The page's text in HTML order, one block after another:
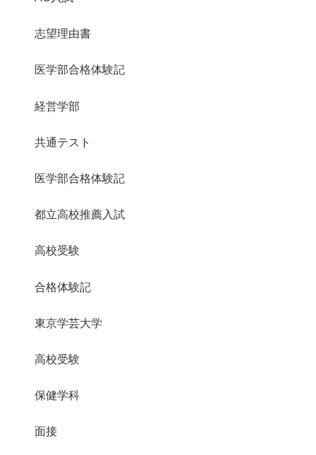
志望理由書
医学部合格体験記
経営学部
共通テスト
医学部合格体験記
都立高校推薦入試
高校受験
合格体験記
東京学芸大学
高校受験
保健学科
面接